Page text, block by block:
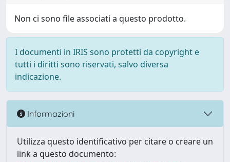
Non ci sono file associati a questo prodotto.
I documenti in IRIS sono protetti da copyright e
tutti i diritti sono riservati, salvo diversa
indicazione.
Informazioni
Utilizza questo identificativo per citare o creare un
link a questo documento: